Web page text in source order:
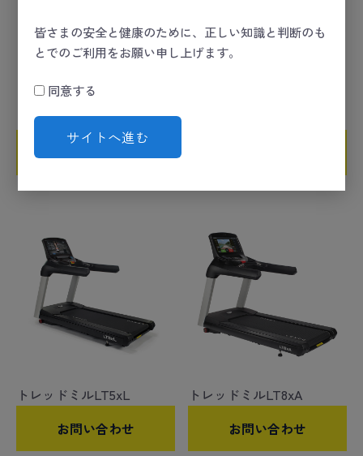
皆さまの安全と健康のために、正しい知識と判断のも
とでのご利用をお願い申し上げます。
同意する
サイトへ進む
トレッドミルLT7x
トレッドミルLT5xL
お問い合わせ
トレッドミルLT8xA
お問い合わせ